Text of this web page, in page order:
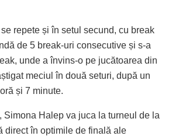
repete și în setul secund, cu break
de 5 break-uri consecutive și s-a
unde a învins-o pe jucătoarea din
meciul în două seturi, după un
și 7 minute.
Simona Halep va juca la turneul de la
direct în optimile de finală ale